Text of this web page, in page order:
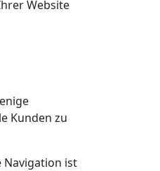
Website
Kunden zu
Navigation ist